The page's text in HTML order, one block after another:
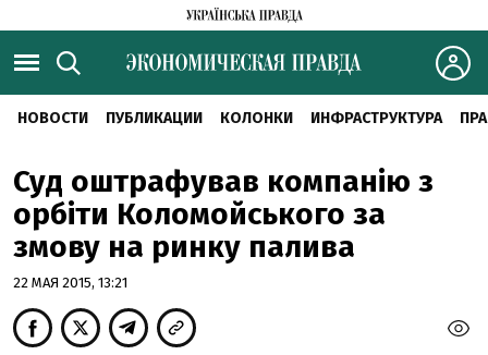
НОВОСТИ ПУБЛИКАЦИИ КОЛОНКИ ИНФРАСТРУКТУРА
Суд оштрафував компанію з
орбіти Коломойського за
змову на ринку палива
22 МАЯ 2015, 13:21